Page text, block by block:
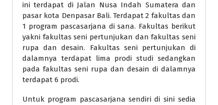
ini terdapat di Jalan Nusa Indah Sumatera dan
pasar kota Denpasar Bali. Terdapat 2 fakultas dan
1 program pascasarjana di sana. Fakultas berikut
yakni fakultas seni pertunjukan dan fakultas seni
rupa dan desain. Fakultas seni pertunjukan di
dalamnya terdapat lima prodi studi sedangkan
pada fakultas seni rupa dan desain di dalamnya
terdapat 6 prodi.
Untuk program pascasarjana sendiri di sini sedia